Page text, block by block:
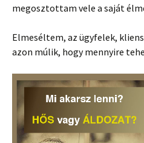
megosztottam vele a saját
Elmeséltem, az ügyfelek,
azon múlik, hogy mennyire